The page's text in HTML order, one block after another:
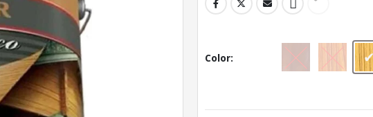
Color Caoba Cedro